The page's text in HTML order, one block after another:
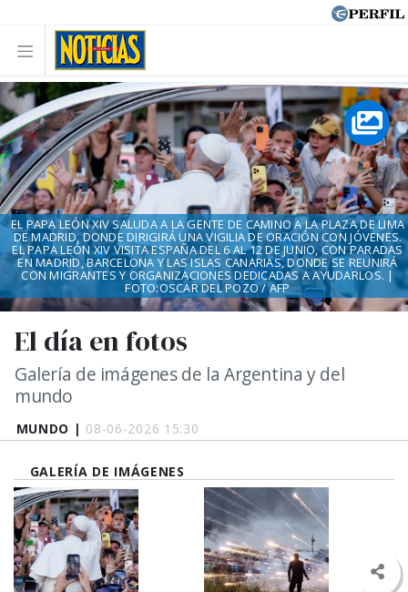
MUNDO | 08-06-2026 15:30
El día en fotos
Galería de imágenes de la Argentina y del
mundo
EL PAPA LEÓN XIV SALUDA A LA GENTE DE CAMINO A LA PLAZA DE LIMA
DE MADRID, DONDE DIRIGIRÁ UNA VIGILIA DE ORACIÓN CON JÓVENES.
EL PAPA LEÓN XIV VISITA ESPAÑA DEL 6 AL 12 DE JUNIO, CON PARADAS
EN MADRID, BARCELONA Y LAS ISLAS CANARIAS, DONDE SE REUNIRÁ
CON MIGRANTES Y ORGANIZACIONES DEDICADAS A AYUDARLOS. |
FOTO:OSCAR DEL POZO / AFP
GALERÍA DE IMÁGENES